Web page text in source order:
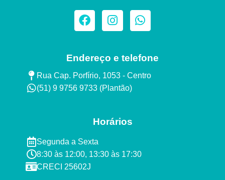
Endereço e telefone
Rua Cap. Porfírio, 1053 - Centro
(51) 9 9756 9733 (Plantão)​
Horários
Segunda a Sexta ​
8:30 às 12:00, 13:30 às 17:30​​
CRECI 25602J​